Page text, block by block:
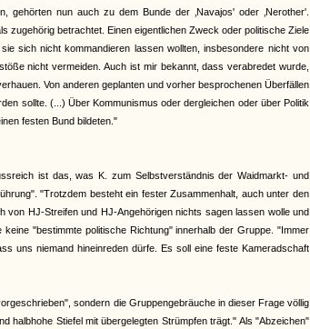
nun auch zu dem Bunde der ‚Navajos' oder ‚Nerother'.
zugehörig betrachtet. Einen eigentlichen Zweck oder politische Ziele
sich nicht kommandieren lassen wollten, insbesondere nicht von
nicht vermeiden. Auch ist mir bekannt, dass verabredet wurde,
Von anderen geplanten und vorher besprochenen Überfällen
sollte. (...) Über Kommunismus oder dergleichen oder über Politik
festen Bund bildeten."
ist das, was K. zum Selbstverständnis der Waidmarkt- und
"Trotzdem besteht ein fester Zusammenhalt, auch unter den
HJ-Streifen und HJ-Angehörigen nichts sagen lassen wolle und
"bestimmte politische Richtung" innerhalb der Gruppe. "Immer
uns niemand hineinreden dürfe. Es soll eine feste Kameradschaft
sondern die Gruppengebräuche in dieser Frage völlig
Stiefel mit übergelegten Strümpfen trägt." Als "Abzeichen"